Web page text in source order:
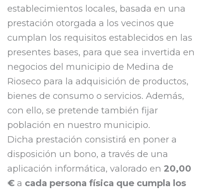
establecimientos locales, basada en una
prestación otorgada a los vecinos que
cumplan los requisitos establecidos en las
presentes bases, para que sea invertida en
negocios del municipio de Medina de
Rioseco para la adquisición de productos,
bienes de consumo o servicios. Además,
con ello, se pretende también fijar
población en nuestro municipio.
Dicha prestación consistirá en poner a
disposición un bono, a través de una
aplicación informática, valorado en 20,00
€ a cada persona física que cumpla los